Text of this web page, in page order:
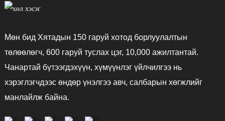
Мөн бид Хятадын 150 гаруй хотод борлуулалтын
төлөөлөгч, 600 гаруй туслах цэг, 10,000 ажилтантай.
Чанартай бүтээгдэхүүн, хүмүүнлэг үйлчилгээ нь
хэрэглэгчдээс өндөр үнэлгээ авч, салбарын хөгжлийг
манлайлж байна.